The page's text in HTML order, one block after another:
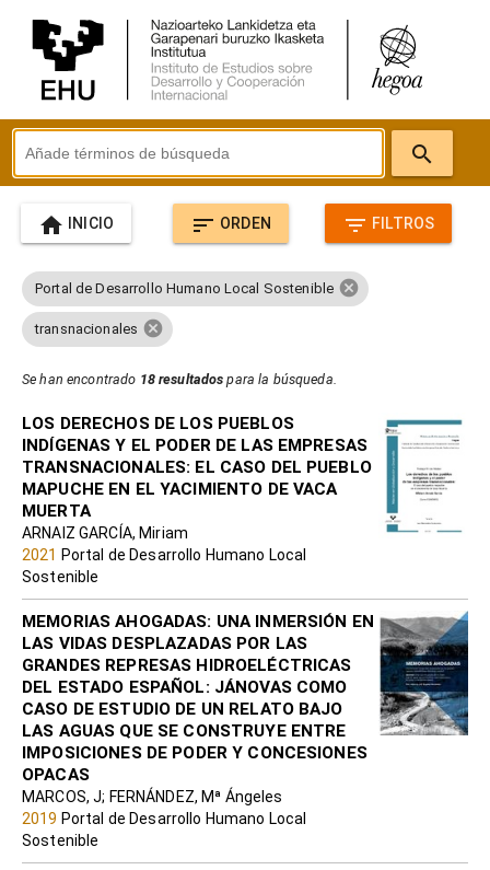
search
home INICIO sort ORDEN filter_list FILTROS
Portal de Desarrollo Humano Local Sostenible cancel
transnacionales cancel
Se han encontrado 18 resultados para la búsqueda.
LOS DERECHOS DE LOS PUEBLOS
INDÍGENAS Y EL PODER DE LAS EMPRESAS
TRANSNACIONALES: EL CASO DEL PUEBLO
MAPUCHE EN EL YACIMIENTO DE VACA
MUERTA
ARNAIZ GARCÍA, Miriam
2021 Portal de Desarrollo Humano Local
Sostenible
MEMORIAS AHOGADAS: UNA INMERSIÓN EN
LAS VIDAS DESPLAZADAS POR LAS
GRANDES REPRESAS HIDROELÉCTRICAS
DEL ESTADO ESPAÑOL: JÁNOVAS COMO
CASO DE ESTUDIO DE UN RELATO BAJO
LAS AGUAS QUE SE CONSTRUYE ENTRE
IMPOSICIONES DE PODER Y CONCESIONES
OPACAS
MARCOS, J; FERNÁNDEZ, Mª Ángeles
2019 Portal de Desarrollo Humano Local
Sostenible